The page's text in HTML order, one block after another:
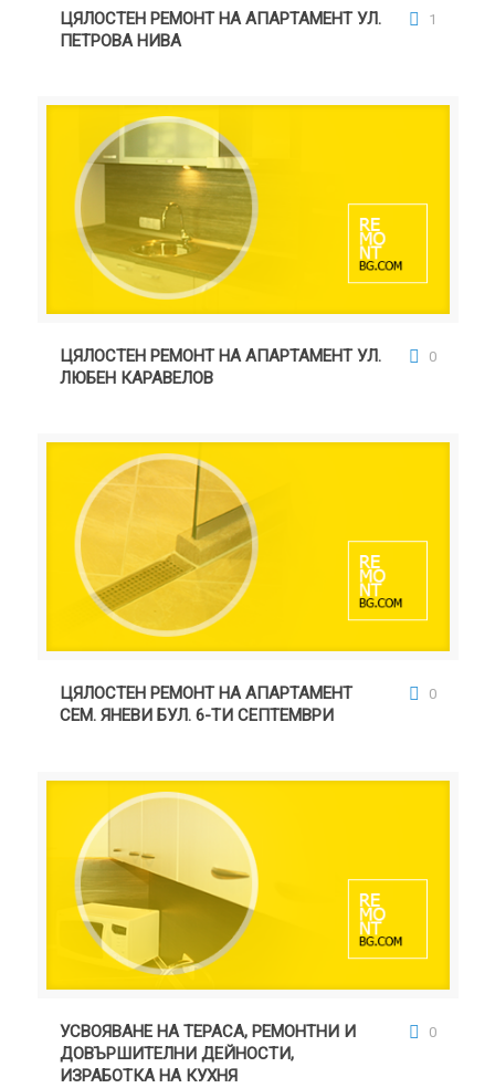
НИВА
ЦЯЛОСТЕН РЕМОНТ НА АПАРТАМЕНТ УЛ.
ПЕТРОВА НИВА
1
КАРАВЕЛОВ
ЦЯЛОСТЕН РЕМОНТ НА АПАРТАМЕНТ УЛ.
ЛЮБЕН КАРАВЕЛОВ
0
БУЛ. 6-ТИ СЕПТЕМВРИ
ЦЯЛОСТЕН РЕМОНТ НА АПАРТАМЕНТ
СЕМ. ЯНЕВИ БУЛ. 6-ТИ СЕПТЕМВРИ
0
ДОВЪРШИТЕЛНИ ДЕЙНОСТИ, ИЗРАБОТКА НА
КУХНЯ
УСВОЯВАНЕ НА ТЕРАСА, РЕМОНТНИ И
ДОВЪРШИТЕЛНИ ДЕЙНОСТИ,
ИЗРАБОТКА НА КУХНЯ
0